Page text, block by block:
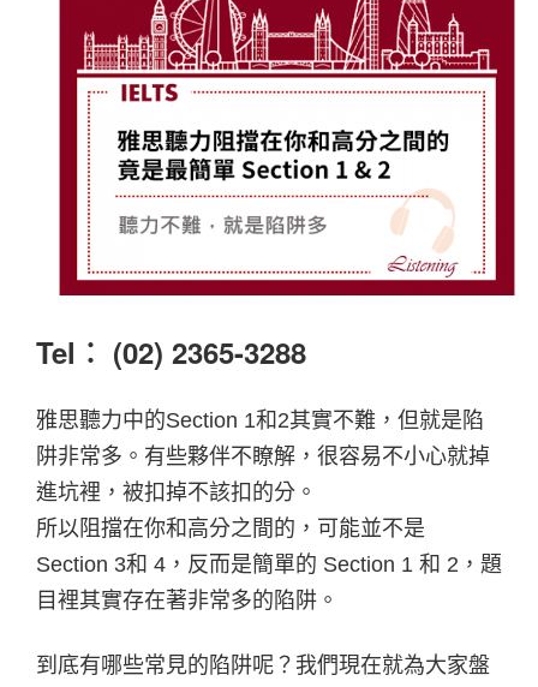
Tel︰ (02) 2365-3288
雅思聽力中的Section 1和2其實不難，但就是陷
阱非常多。有些夥伴不瞭解，很容易不小心就掉
進坑裡，被扣掉不該扣的分。
所以阻擋在你和高分之間的，可能並不是
Section 3和 4，反而是簡單的 Section 1 和 2，題
目裡其實存在著非常多的陷阱。
到底有哪些常見的陷阱呢？我們現在就為大家盤